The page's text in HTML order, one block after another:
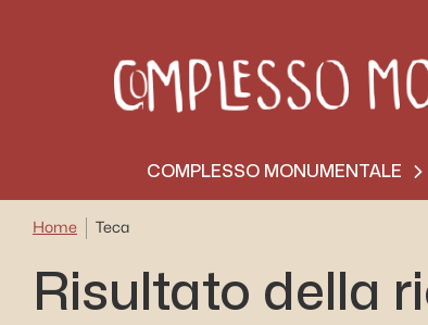
COMPLESSO MONUMENTALE
Home Teca
Risultato della